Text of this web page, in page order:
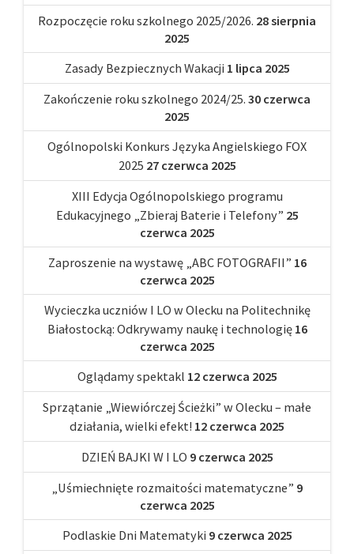
Rozpoczęcie roku szkolnego 2025/2026. 28 sierpnia
2025
Zasady Bezpiecznych Wakacji 1 lipca 2025
Zakończenie roku szkolnego 2024/25. 30 czerwca
2025
Ogólnopolski Konkurs Języka Angielskiego FOX
2025 27 czerwca 2025
XIII Edycja Ogólnopolskiego programu
Edukacyjnego „Zbieraj Baterie i Telefony” 25
czerwca 2025
Zaproszenie na wystawę „ABC FOTOGRAFII” 16
czerwca 2025
Wycieczka uczniów I LO w Olecku na Politechnikę
Białostocką: Odkrywamy naukę i technologię 16
czerwca 2025
Oglądamy spektakl 12 czerwca 2025
Sprzątanie „Wiewiórczej Ścieżki” w Olecku – małe
działania, wielki efekt! 12 czerwca 2025
DZIEŃ BAJKI W I LO 9 czerwca 2025
„Uśmiechnięte rozmaitości matematyczne” 9
czerwca 2025
Podlaskie Dni Matematyki 9 czerwca 2025